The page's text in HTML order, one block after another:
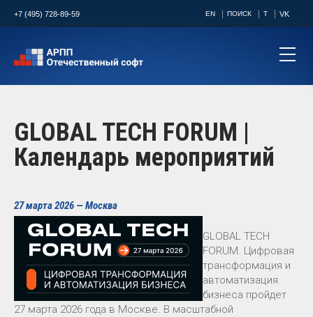
+7 (495) 728-89-59 EN ПОИСК T VK
GLOBAL TECH FORUM |
Календарь мероприятий
27 марта 2026 — Москва
GLOBAL TECH
FORUM. Цифровая
трансформация и
автоматизация
бизнеса пройдет
27 марта 2026 года в Москве. В масштабной